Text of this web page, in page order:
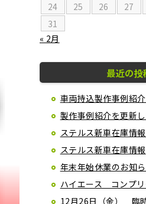
24
25 26 27
31
« 2月
最近の投
車両持込製作事例紹
製作事例紹介を更新し
ステルス新車在庫情
ステルス新車在庫情報
年末年始休業のお知
ハイエース コンプリ
12月26日（金） 臨